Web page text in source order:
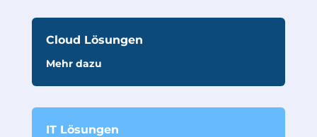
Cloud Lösungen
Mehr dazu
IT Lösungen